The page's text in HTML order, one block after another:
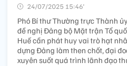
24/07/2025 15:46’
Phó Bí thư Thường trực Thành
đề nghị Đảng bộ Mặt trận Tổ
Huế cần phát huy vai trò hạt
dựng Đảng làm then chốt, đại
xuyên suốt quá trình lãnh đạo